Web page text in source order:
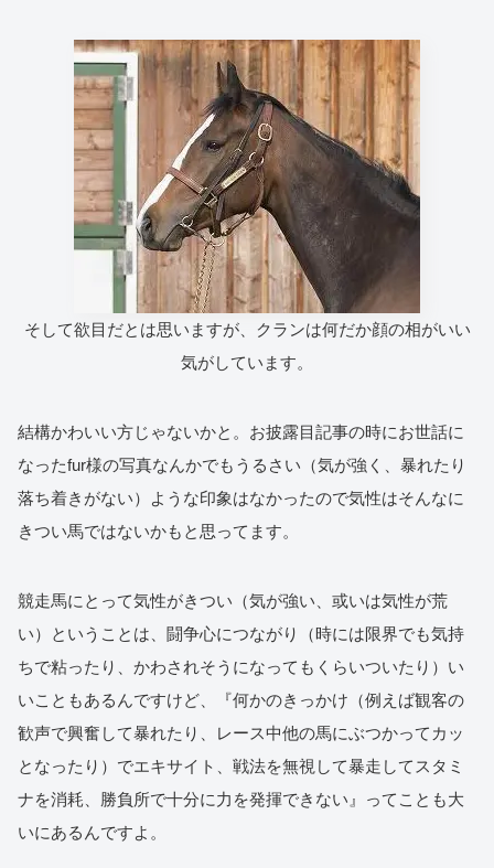
そして欲目だとは思いますが、クランは何だか顔の相がいい
気がしています。
結構かわいい方じゃないかと。お披露目記事の時にお世話に
なったfur様の写真なんかでもうるさい（気が強く、暴れたり
落ち着きがない）ような印象はなかったので気性はそんなに
きつい馬ではないかもと思ってます。
競走馬にとって気性がきつい（気が強い、或いは気性が荒
い）ということは、闘争心につながり（時には限界でも気持
ちで粘ったり、かわされそうになってもくらいついたり）い
いこともあるんですけど、『何かのきっかけ（例えば観客の
歓声で興奮して暴れたり、レース中他の馬にぶつかってカッ
となったり）でエキサイト、戦法を無視して暴走してスタミ
ナを消耗、勝負所で十分に力を発揮できない』ってことも大
いにあるんですよ。